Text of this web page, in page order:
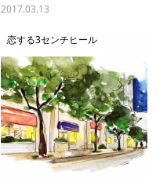
2017.03.13
恋する3センチヒール